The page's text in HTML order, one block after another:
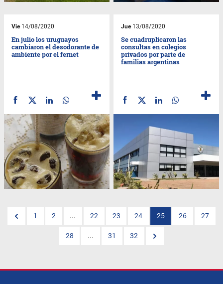
Vie14/08/2020
En julio los uruguayos
cambiaron el desodorante de
ambiente por el fernet
Jue13/08/2020
Se cuadruplicaron las
consultas en colegios
privados por parte de
familias argentinas
1 2 ... 22 23 24 25 26 27
28 ... 31 32